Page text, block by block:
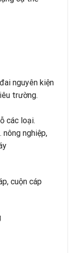
nguyên kiện
trường.
các loại.
nghiệp,
cuộn cáp